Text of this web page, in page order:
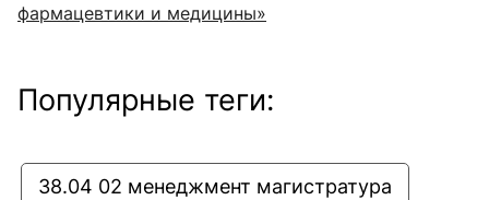
фармацевтики и медицины»
Популярные теги:
38.04 02 менеджмент магистратура